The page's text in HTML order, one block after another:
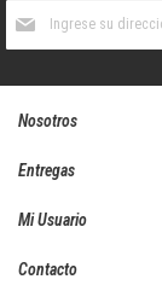
boletín
Nosotros
Entregas
Mi Usuario
Contacto